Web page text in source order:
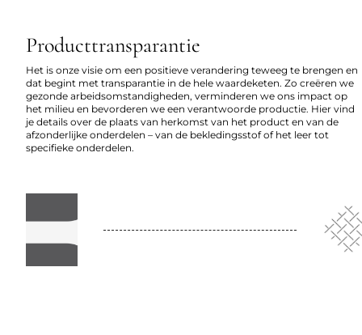
Producttransparantie
Het is onze visie om een positieve verandering teweeg te brengen en
dat begint met transparantie in de hele waardeketen. Zo creëren we
gezonde arbeidsomstandigheden, verminderen we ons impact op
het milieu en bevorderen we een verantwoorde productie. Hier vind
je details over de plaats van herkomst van het product en van de
afzonderlijke onderdelen – van de bekledingsstof of het leer tot
specifieke onderdelen.